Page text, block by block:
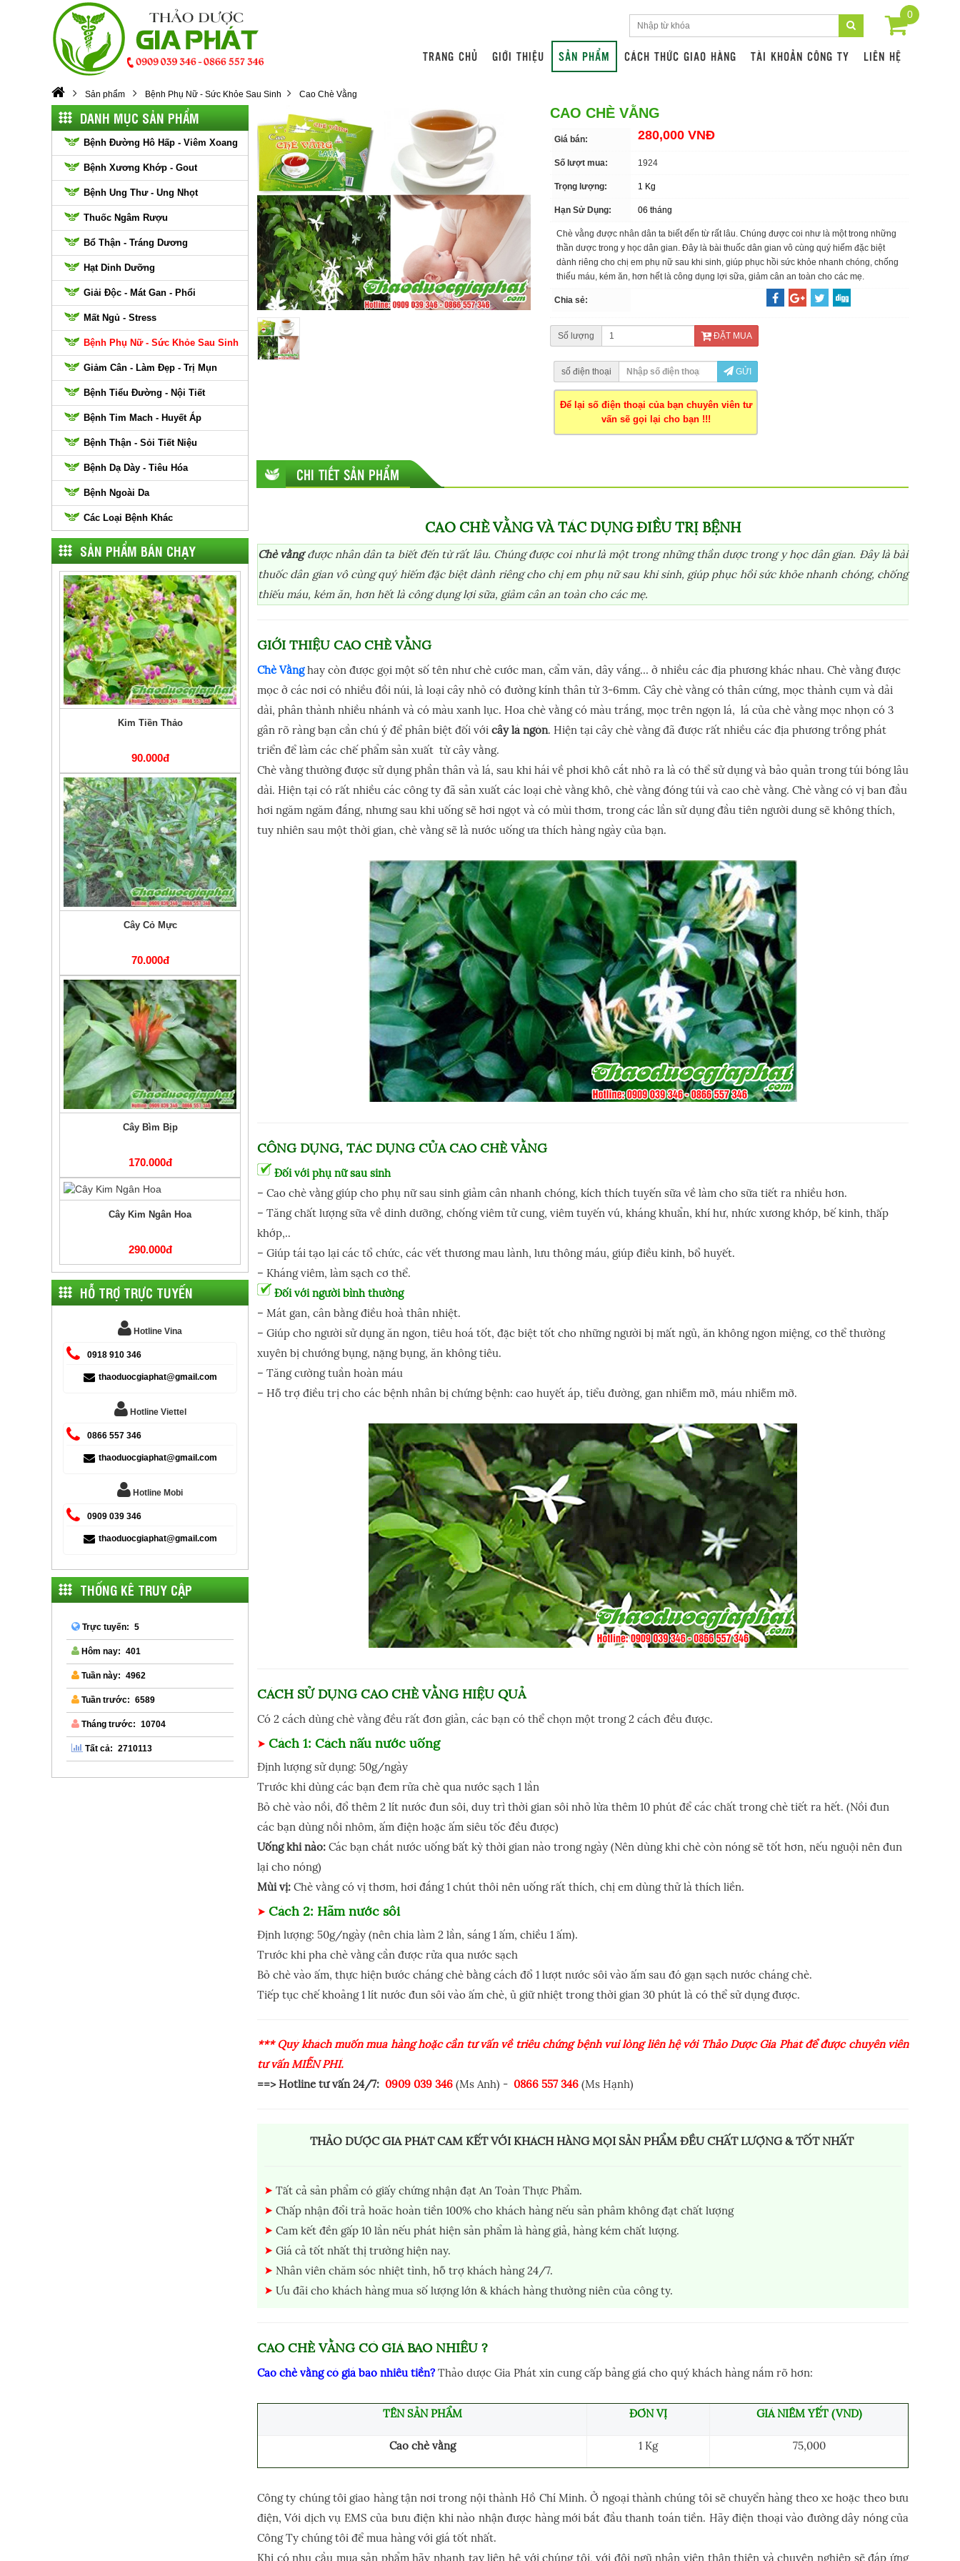
0
TRANG CHỦ GIỚI THIỆU SẢN PHẨM CÁCH THỨC GIAO HÀNG TÀI KHOẢN CÔNG TY LIÊN HỆ
Sản phẩm Bệnh Phụ Nữ - Sức Khỏe Sau Sinh Cao Chè Vằng
CAO CHÈ VẰNG
Giá bán: 280,000 VNĐ
Số lượt mua: 1924
Trọng lượng: 1 Kg
Hạn Sử Dụng: 06 tháng
Chè vằng được nhân dân ta biết đến từ rất lâu. Chúng được coi như là một trong những
thần dược trong y học dân gian. Đây là bài thuốc dân gian vô cùng quý hiếm đặc biệt
dành riêng cho chị em phụ nữ sau khi sinh, giúp phục hồi sức khỏe nhanh chóng, chống
thiếu máu, kém ăn, hơn hết là công dụng lợi sữa, giảm cân an toàn cho các mẹ.
Chia sẻ:
Số lượng ĐẶT MUA
số điện thoại GỬI
Để lại số điện thoại của bạn chuyên viên tư
vấn sẽ gọi lại cho bạn !!!
CHI TIẾT SẢN PHẨM
CAO CHÈ VẰNG VÀ TÁC DỤNG ĐIỀU TRỊ BỆNH
Chè vằngđược nhân dân ta biết đến từ rất lâu. Chúng được coi như là một trong những thần dược trong y học dân gian. Đây là bài
thuốc dân gian vô cùng quý hiếm đặc biệt dành riêng cho chị em phụ nữ sau khi sinh, giúp phục hồi sức khỏe nhanh chóng, chống
thiếu máu, kém ăn, hơn hết là công dụng lợi sữa, giảm cân an toàn cho các mẹ.
GIỚI THIỆU CAO CHÈ VẰNG
Chè Vằnghay còn được gọi một số tên như chè cước man, cẩm văn, dây vắng… ở nhiều các địa phương khác nhau. Chè vằng được
mọc ở các nơi có nhiều đồi núi, là loại cây nhỏ có đường kính thân từ 3-6mm. Cây chè vằng có thân cứng, mọc thành cụm và dải
dài, phân thành nhiều nhánh và có màu xanh lục. Hoa chè vằng có màu trắng, mọc trên ngọn lá, lá của chè vằng mọc nhọn có 3
gân rõ ràng bạn cần chú ý để phân biệt đối với cây lá ngón. Hiện tại cây chè vằng đã được rất nhiều các địa phương trồng phát
triển để làm các chế phẩm sản xuất từ cây vằng.
Chè vằng thường được sử dụng phần thân và lá, sau khi hái về phơi khô cắt nhỏ ra là có thể sử dụng và bảo quản trong túi bóng lâu
dài. Hiện tại có rất nhiều các công ty đã sản xuất các loại chè vằng khô, chè vằng đóng túi và cao chè vằng. Chè vằng có vị ban đầu
hơi ngăm ngăm đắng, nhưng sau khi uống sẽ hơi ngọt và có mùi thơm, trong các lần sử dụng đầu tiên người dung sẽ không thích,
tuy nhiên sau một thời gian, chè vằng sẽ là nước uống ưa thích hàng ngày của bạn.
CÔNG DỤNG, TÁC DỤNG CỦA CAO CHÈ VẰNG
Đối với phụ nữ sau sinh
– Cao chè vằng giúp cho phụ nữ sau sinh giảm cân nhanh chóng, kích thích tuyến sữa về làm cho sữa tiết ra nhiều hơn.
– Tăng chất lượng sữa về dinh dưỡng, chống viêm tử cung, viêm tuyến vú, kháng khuẩn, khí hư, nhức xương khớp, bế kinh, thấp
khớp,..
– Giúp tái tạo lại các tổ chức, các vết thương mau lành, lưu thông máu, giúp điều kinh, bổ huyết.
– Kháng viêm, làm sạch cơ thể.
Đối với người bình thường
– Mát gan, cân bằng điều hoà thân nhiệt.
– Giúp cho người sử dụng ăn ngon, tiêu hoá tốt, đặc biệt tốt cho những người bị mất ngủ, ăn không ngon miệng, cơ thể thường
xuyên bị chướng bụng, nặng bụng, ăn không tiêu.
– Tăng cường tuần hoàn máu
– Hỗ trợ điều trị cho các bệnh nhân bị chứng bệnh: cao huyết áp, tiểu đường, gan nhiễm mỡ, máu nhiễm mỡ.
CÁCH SỬ DỤNG CAO CHÈ VẰNG HIỆU QUẢ
Có 2 cách dùng chè vằng đều rất đơn giản, các bạn có thể chọn một trong 2 cách đều được.
Cách 1: Cách nấu nước uống
Định lượng sử dụng: 50g/ngày
Trước khi dùng các bạn đem rửa chè qua nước sạch 1 lần
Bỏ chè vào nồi, đổ thêm 2 lít nước đun sôi, duy trì thời gian sôi nhỏ lừa thêm 10 phút để các chất trong chè tiết ra hết. (Nồi đun
các bạn dùng nồi nhôm, ấm điện hoặc ấm siêu tốc đều được)
Uống khi nào: Các bạn chắt nước uống bất kỳ thời gian nào trong ngày (Nên dùng khi chè còn nóng sẽ tốt hơn, nếu nguội nên đun
lại cho nóng)
Mùi vị: Chè vằng có vị thơm, hơi đắng 1 chút thôi nên uống rất thích, chị em dùng thử là thích liền.
Cách 2: Hãm nước sôi
Định lượng: 50g/ngày (nên chia làm 2 lần, sáng 1 ấm, chiều 1 ấm).
Trước khi pha chè vằng cần được rửa qua nước sạch
Bỏ chè vào ấm, thực hiện bước cháng chè bằng cách đổ 1 lượt nước sôi vào ấm sau đó gạn sạch nước cháng chè.
Tiếp tục chế khoảng 1 lít nước đun sôi vào ấm chè, ủ giữ nhiệt trong thời gian 30 phút là có thể sử dụng được.
*** Quý khách muốn mua hàng hoặc cần tư vấn về triêu chứng bệnh vui lòng liên hệ với Thảo Dược Gia Phát để được chuyên viên
tư vấn MIỄN PHÍ.
==> Hotline tư vấn 24/7: 0909 039 346 (Ms Anh) - 0866 557 346 (Ms Hạnh)
THẢO DƯỢC GIA PHÁT CAM KẾT VỚI KHÁCH HÀNG MỌI SẢN PHẨM ĐỀU CHẤT LƯỢNG & TỐT NHẤT
Tất cả sản phẩm có giấy chứng nhận đạt An Toàn Thực Phẩm.
Chấp nhận đổi trả hoăc hoàn tiền 100% cho khách hàng nếu sản phâm không đạt chất lượng
Cam kết đền gấp 10 lần nếu phát hiện sản phẩm là hàng giả, hàng kém chất lượng.
Giá cả tốt nhất thị trường hiện nay.
Nhân viên chăm sóc nhiệt tình, hỗ trợ khách hàng 24/7.
Ưu đãi cho khách hàng mua số lượng lớn & khách hàng thường niên của công ty.
CAO CHÈ VẰNG CÓ GIÁ BAO NHIÊU ?
Cao chè vằng có giá bao nhiêu tiền? Thảo dược Gia Phát xin cung cấp bảng giá cho quý khách hàng nắm rõ hơn:
TÊN SẢN PHẨM ĐƠN VỊ GIÁ NIÊM YẾT (VND)
Cao chè vằng 1 Kg 75,000
Công ty chúng tôi giao hàng tận nơi trong nội thành Hồ Chí Minh. Ở ngoại thành chúng tôi sẽ chuyển hàng theo xe hoặc theo bưu
điện, Với dịch vụ EMS của bưu điện khi nào nhận được hàng mới bắt đầu thanh toán tiền. Hãy điện thoại vào đường dây nóng của
Công Ty chúng tôi để mua hàng với giá tốt nhất.
Khi có nhu cầu mua sản phẩm hãy nhanh tay liên hệ với chúng tôi, với đội ngũ nhân viên thận thiện và chuyên nghiệp sẽ đáp ứng
DANH MỤC SẢN PHẨM
Bệnh Đường Hô Hấp - Viêm Xoang
Bệnh Xương Khớp - Gout
Bệnh Ung Thư - Ung Nhọt
Thuốc Ngâm Rượu
Bổ Thận - Tráng Dương
Hạt Dinh Dưỡng
Giải Độc - Mát Gan - Phổi
Mất Ngủ - Stress
Bệnh Phụ Nữ - Sức Khỏe Sau Sinh
Giảm Cân - Làm Đẹp - Trị Mụn
Bệnh Tiểu Đường - Nội Tiết
Bệnh Tim Mach - Huyết Áp
Bệnh Thận - Sỏi Tiết Niệu
Bệnh Dạ Dày - Tiêu Hóa
Bệnh Ngoài Da
Các Loại Bệnh Khác
SẢN PHẨM BÁN CHẠY
Kim Tiền Thảo
90.000đ
Cây Cỏ Mực
70.000đ
Cây Bìm Bịp
170.000đ
Cây Kim Ngân Hoa
290.000đ
HỖ TRỢ TRỰC TUYẾN
Hotline Vina
0918 910 346
thaoduocgiaphat@gmail.com
Hotline Viettel
0866 557 346
thaoduocgiaphat@gmail.com
Hotline Mobi
0909 039 346
thaoduocgiaphat@gmail.com
THỐNG KÊ TRUY CẬP
Trực tuyến: 5
Hôm nay: 401
Tuần này: 4962
Tuần trước: 6589
Tháng trước: 10704
Tất cả: 2710113